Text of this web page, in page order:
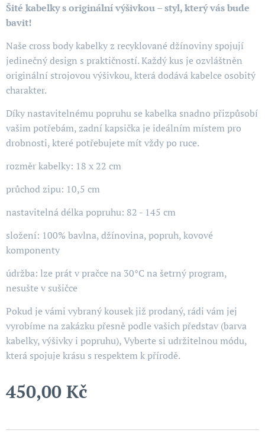
Šité kabelky s originální výšivkou – styl, který vás bude
bavit!
Naše cross body kabelky z recyklované džínoviny spojují
jedinečný design s praktičností. Každý kus je ozvláštněn
originální strojovou výšivkou, která dodává kabelce osobitý
charakter.
Díky nastavitelnému popruhu se kabelka snadno přizpůsobí
vašim potřebám, zadní kapsička je ideálním místem pro
drobnosti, které potřebujete mít vždy po ruce.
rozměr kabelky: 18 x 22 cm
průchod zipu: 10,5 cm
nastavitelná délka popruhu: 82 - 145 cm
složení: 100% bavlna, džínovina, popruh, kovové
komponenty
údržba: lze prát v pračce na 30°C na šetrný program,
nesušte v sušičce
Pokud je vámi vybraný kousek již prodaný, rádi vám jej
vyrobíme na zakázku přesně podle vašich představ (barva
kabelky, výšivky i popruhu), Vyberte si udržitelnou módu,
která spojuje krásu s respektem k přírodě.
450,00 Kč